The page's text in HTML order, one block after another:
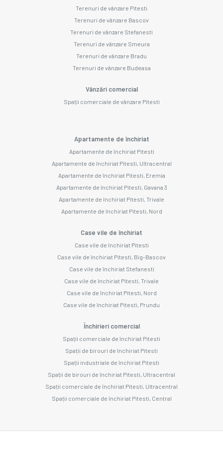
Terenuri de vânzare Pitesti
Terenuri de vânzare Bascov
Terenuri de vânzare Stefanesti
Terenuri de vânzare Smeura
Terenuri de vânzare Bradu
Terenuri de vânzare Budeasa
Vânzări comercial
Spații comerciale de vânzare Pitesti
Apartamente de închiriat
Apartamente de închiriat Pitesti
Apartamente de închiriat Pitesti, Ultracentral
Apartamente de închiriat Pitesti, Eremia
Apartamente de închiriat Pitesti, Gavana 3
Apartamente de închiriat Pitesti, Trivale
Apartamente de închiriat Pitesti, Nord
Case vile de închiriat
Case vile de închiriat Pitesti
Case vile de închiriat Pitesti, Big-Bascov
Case vile de închiriat Stefanesti
Case vile de închiriat Pitesti, Trivale
Case vile de închiriat Pitesti, Nord
Case vile de închiriat Pitesti, Prundu
Închirieri comercial
Spații comerciale de închiriat Pitesti
Spații de birouri de închiriat Pitesti
Spații industriale de închiriat Pitesti
Spații de birouri de închiriat Pitesti, Ultracentral
Spații comerciale de închiriat Pitesti, Ultracentral
Spații comerciale de închiriat Pitesti, Central